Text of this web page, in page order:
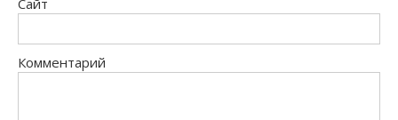
Сайт
Комментарий